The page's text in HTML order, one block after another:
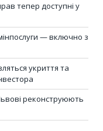
тепер доступні у
— включно з
укриття та
реконструюють